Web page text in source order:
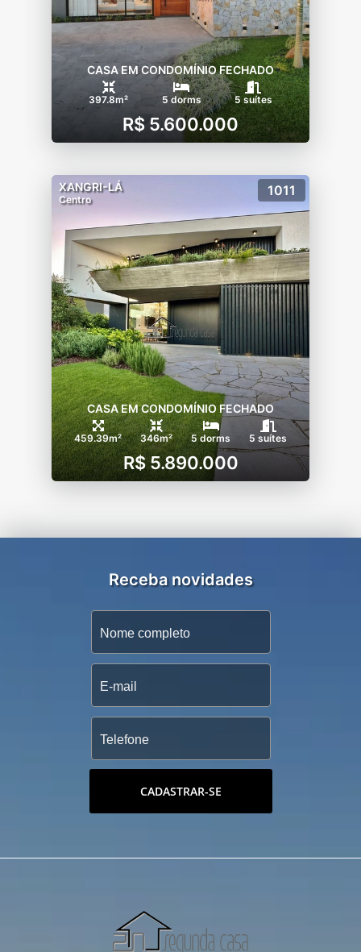
CASA EM CONDOMÍNIO FECHADO
397.8m² 5 dorms 5 suítes
R$ 5.600.000
XANGRI-LÁ
Centro
1011
CASA EM CONDOMÍNIO FECHADO
459.39m² 346m² 5 dorms 5 suítes
R$ 5.890.000
Receba novidades
CADASTRAR-SE